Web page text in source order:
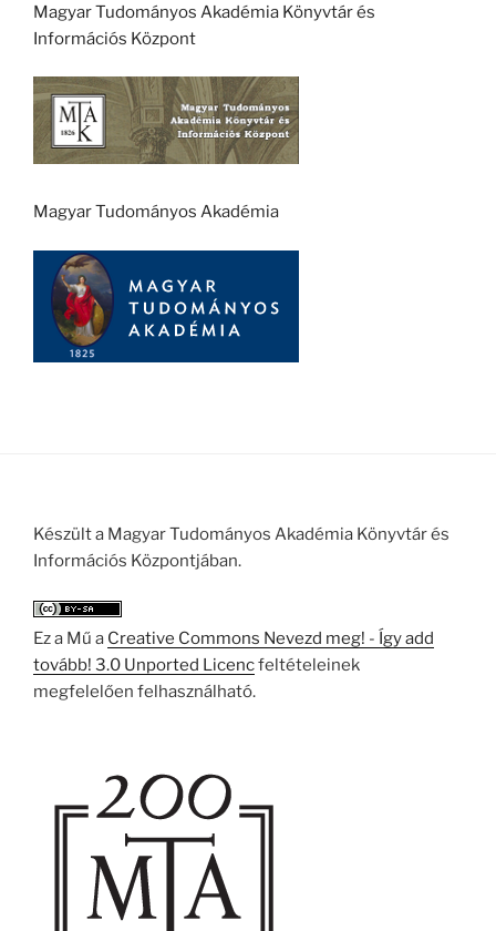
Magyar Tudományos Akadémia Könyvtár és
Információs Központ
Magyar Tudományos Akadémia
Készült a Magyar Tudományos Akadémia Könyvtár és
Információs Központjában.
Ez a Mű a Creative Commons Nevezd meg! - Így add
tovább! 3.0 Unported Licencfeltételeinek
megfelelően felhasználható.